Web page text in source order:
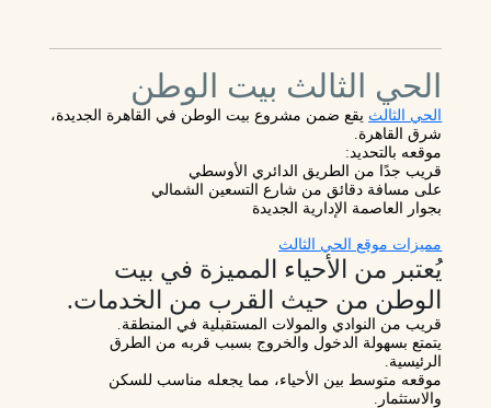
الحي الثالث بيت الوطن
الحي الثالث يقع ضمن مشروع بيت الوطن في القاهرة الجديدة،
شرق القاهرة.
موقعه بالتحديد:
قريب جدًا من الطريق الدائري الأوسطي
على مسافة دقائق من شارع التسعين الشمالي
بجوار العاصمة الإدارية الجديدة
مميزات موقع الحي الثالث
يُعتبر من الأحياء المميزة في بيت
الوطن من حيث القرب من الخدمات.
قريب من النوادي والمولات المستقبلية في المنطقة.
يتمتع بسهولة الدخول والخروج بسبب قربه من الطرق
الرئيسية.
موقعه متوسط بين الأحياء، مما يجعله مناسب للسكن
والاستثمار.